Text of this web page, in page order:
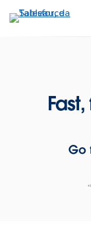
Pular
para
Go